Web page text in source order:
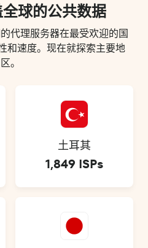
球的公共数据
代理服务器在最受欢迎的国
和速度。现在就探索主要地
区。
土耳其
1,849 ISPs